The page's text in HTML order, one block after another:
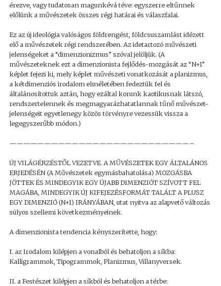
érezve, vagy tudatosan magunkévá téve: egyszerre eltűnnek
előlünk a művészetek összes régi határai és válaszfalai.
Ez az új ideológia valóságos földrengést, földcsuszamlást idézett
elő a művészetek régi rendszerében. Az idetartozó művészeti
jelenségeket a “dimenzionizmus” szóval jelöljük. (A
művészeteknek ezt a dimenzionista fejlődés-mozgását az “N+1”
képlet fejezi ki, mely képlet művészeti vonatkozását a planizmus,
a kétdimenziós irodalom elméletében fedeztük fel és
általánosítottuk aztán, hogy ezáltal korunk kaotikusnak látszó,
rendszertelennek és megmagyarázhatatlannak tűnő művészet-
jelenségeit egyetlenegy közös törvényre vezessük vissza a
legegyszerűbb módon.)
——————————————————————————–
ÚJ VILÁGÉRZÉSTŐL VEZETVE. A MŰVÉSZETEK EGY ÁLTALÁNOS
ERJEDÉSÉN (A Művészetek egymásbahatolása) MOZGÁSBA
JÖTTEK ÉS MINDEGYIK EGY ÚJABB DIMENZIÓT SZÍVOTT FEL
MAGÁBA, MINDEGYIK ÚJ KIFEJEZÉSFORMÁT TALÁLT A PLUSZ
EGY DIMENZIÓ (N+1) IRÁNYÁBAN, utat nyitva az alapvető változás
súlyos szellemi következményeinek.
A dimenzionista tendencia kényszerítette, hogy:
I. az Irodalom kilépjen a vonalból és behatoljon a síkba:
Kalligrammok, Tipogrammok, Planizmus, Villanyversek.
II. a Festészet kilépjen a síkból és behatoljon a térbe: